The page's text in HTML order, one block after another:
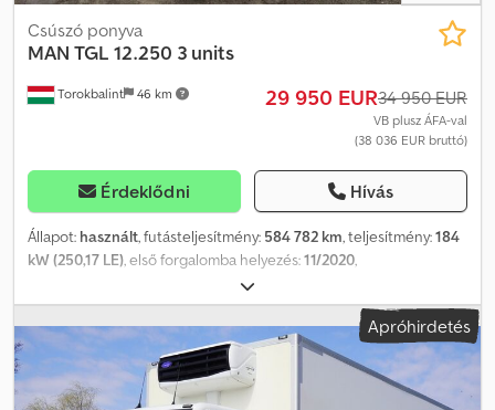
Torokbalint 46 km
Csúszó ponyva
MAN TGL 12.250 3 units
29 950 EUR34 950 EUR
VB plusz ÁFA-val
(38 036 EUR bruttó)
Érdeklődni Hívás
Állapot: használt, futásteljesítmény: 584 782 km, teljesítmény:184
kW (250,17 LE), első forgalomba helyezés:11/2020,
, tengelyelrendezés:
szín:fehér, vezetőfülke:alvófülke, hajtástípus:automata,
kibocsátási osztály:Euro 6, Gyártási év:2020, Felszereltség:ABS,
AdBlue, EBS (Elektronikus fékrendszer), elektronikus
stabilitásprogram (ESP), fedélzeti számítógép, koromszűrő,
központi zár, légkondicionálás, tempomat
, = További opciók és
Apróhirdetés